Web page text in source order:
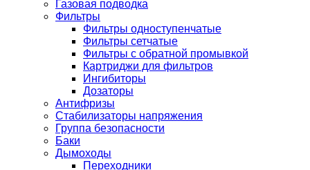
Газовая подводка
Фильтры
Фильтры одноступенчатые
Фильтры сетчатые
Фильтры с обратной промывкой
Картриджи для фильтров
Ингибиторы
Дозаторы
Антифризы
Стабилизаторы напряжения
Группа безопасности
Баки
Дымоходы
Переходники